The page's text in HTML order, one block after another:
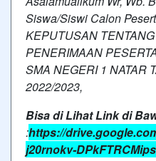
Siswa/Siswi Calon
KEPUTUSAN
PENERIMAAN
SMA NEGERI 1 NATAR
2022/2023,
Bisa di Lihat Link di
:https://
j20rnokv-